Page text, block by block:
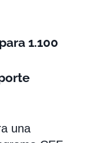
1.100
una